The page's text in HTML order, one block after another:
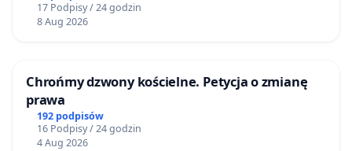
17 Podpisy / 24 godzin
8 Aug 2026
Chrońmy dzwony kościelne. Petycja o zmianę
prawa
192 podpisów
16 Podpisy / 24 godzin
4 Aug 2026